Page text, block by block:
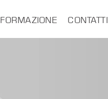
FORMAZIONE CONTATTI